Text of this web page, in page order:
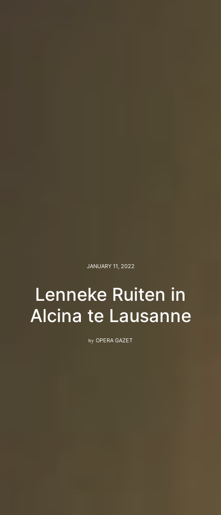
JANUARY 11, 2022
Lenneke Ruiten in
Alcina te Lausanne
by OPERA GAZET